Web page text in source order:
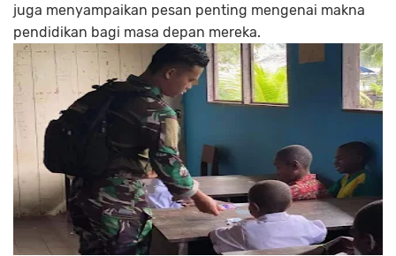
juga menyampaikan pesan penting mengenai makna
pendidikan bagi masa depan mereka.